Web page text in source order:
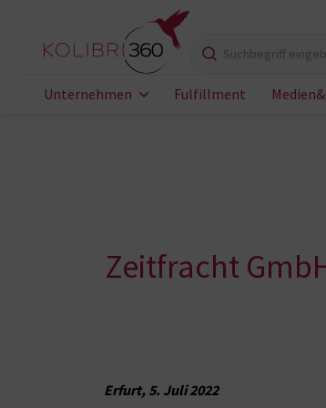
Suchbegriff eingeben
Unternehmen Fulfillment
Zeitfracht
Erfurt, 5. Juli 2022